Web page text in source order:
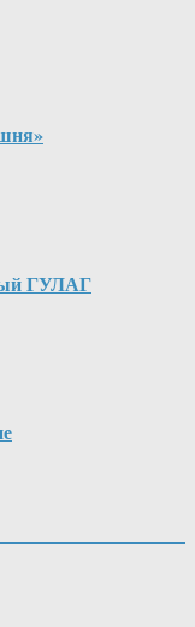
ГУЛАГ